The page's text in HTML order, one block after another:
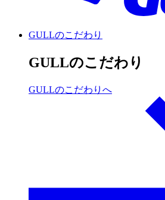
GULLのこだわり
GULLのこだわり
GULLのこだわりへ